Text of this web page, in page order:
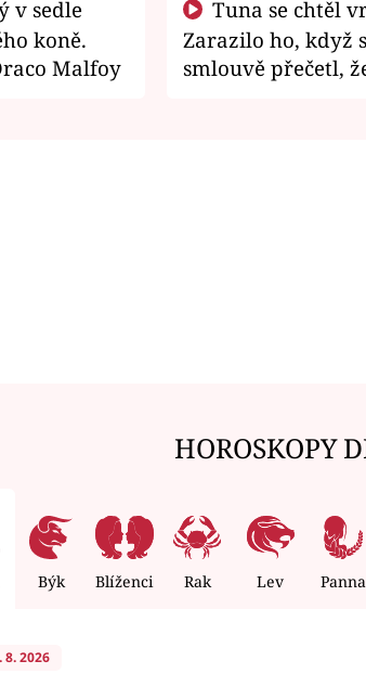
koně.
Malfoy
Zarazilo ho, když
smlouvě přečetl,
HOROSKOPY
Býk Blíženci Rak Lev Panna
8. 2026